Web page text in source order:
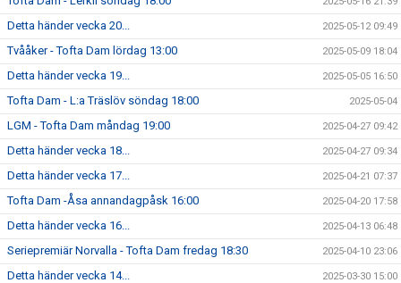
Detta händer vecka 20... 2025-05-12 09:49
Tvååker - Tofta Dam lördag 13:00 2025-05-09 18:04
Detta händer vecka 19... 2025-05-05 16:50
Tofta Dam - L:a Träslöv söndag 18:00 2025-05-04
LGM - Tofta Dam måndag 19:00 2025-04-27 09:42
Detta händer vecka 18... 2025-04-27 09:34
Detta händer vecka 17... 2025-04-21 07:37
Tofta Dam -Åsa annandagpåsk 16:00 2025-04-20 17:58
Detta händer vecka 16... 2025-04-13 06:48
Seriepremiär Norvalla - Tofta Dam fredag 18:30 2025-04-10 23:06
Detta händer vecka 14... 2025-03-30 15:00